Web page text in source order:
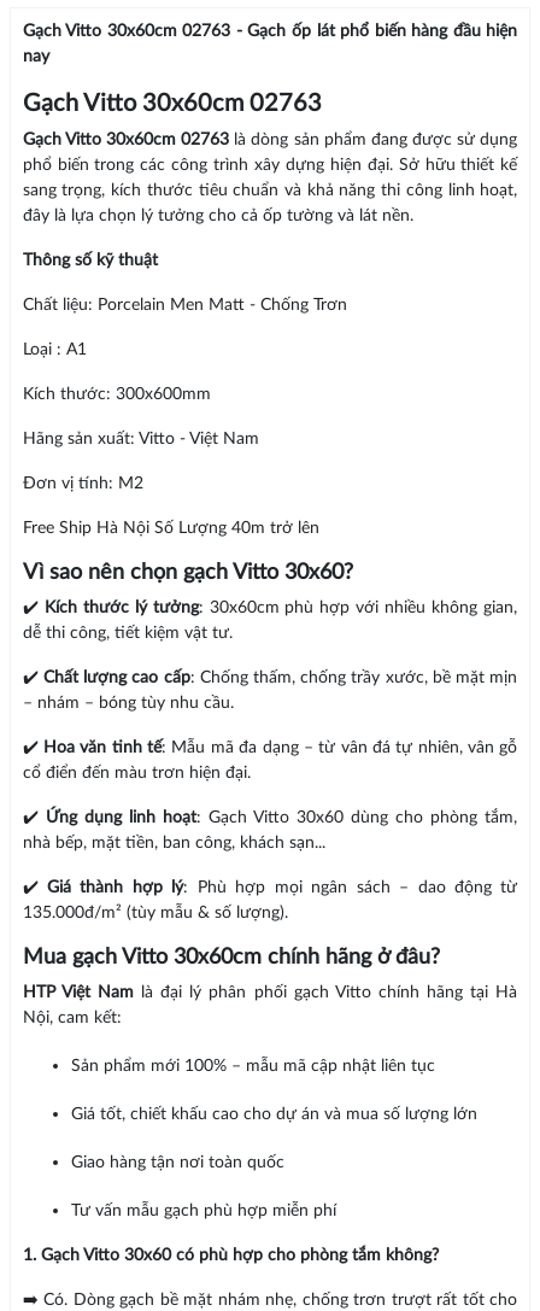
Gạch Vitto 30x60cm 02763 - Gạch ốp lát phổ biến hàng đầu hiện
nay
Gạch Vitto 30x60cm 02763
Gạch Vitto 30x60cm 02763 là dòng sản phẩm đang được sử dụng
phổ biến trong các công trình xây dựng hiện đại. Sở hữu thiết kế
sang trọng, kích thước tiêu chuẩn và khả năng thi công linh hoạt,
đây là lựa chọn lý tưởng cho cả ốp tường và lát nền.
Thông số kỹ thuật
Chất liệu: Porcelain Men Matt - Chống Trơn
Loại : A1
Kích thước: 300x600mm
Hãng sản xuất: Vitto - Việt Nam
Đơn vị tính: M2
Free Ship Hà Nội Số Lượng 40m trở lên
Vì sao nên chọn gạch Vitto 30x60?
✔️ Kích thước lý tưởng: 30x60cm phù hợp với nhiều không gian,
dễ thi công, tiết kiệm vật tư.
✔️ Chất lượng cao cấp: Chống thấm, chống trầy xước, bề mặt mịn
– nhám – bóng tùy nhu cầu.
✔️ Hoa văn tinh tế: Mẫu mã đa dạng – từ vân đá tự nhiên, vân gỗ
cổ điển đến màu trơn hiện đại.
✔️ Ứng dụng linh hoạt: Gạch Vitto 30x60 dùng cho phòng tắm,
nhà bếp, mặt tiền, ban công, khách sạn...
✔️Giá thành hợp lý: Phù hợp mọi ngân sách – dao động từ
135.000đ/m² (tùy mẫu & số lượng).
Mua gạch Vitto 30x60cm chính hãng ở đâu?
HTP Việt Namlà đại lý phân phối gạch Vitto chính hãng tại Hà
Nội, cam kết:
Sản phẩm mới 100% – mẫu mã cập nhật liên tục
Giá tốt, chiết khấu cao cho dự án và mua số lượng lớn
Giao hàng tận nơi toàn quốc
Tư vấn mẫu gạch phù hợp miễn phí
1. Gạch Vitto 30x60 có phù hợp cho phòng tắm không?
➡️ Có. Dòng gạch bề mặt nhám nhẹ, chống trơn trượt rất tốt cho